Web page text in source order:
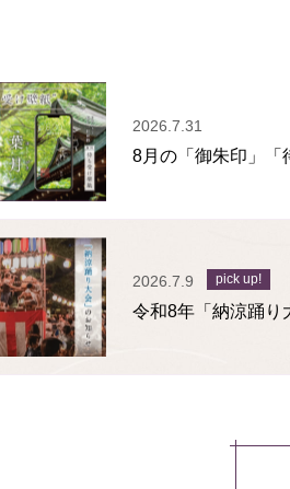
2026.7.31
8月の「御朱印」「
2026.7.9
令和8年「納涼踊り